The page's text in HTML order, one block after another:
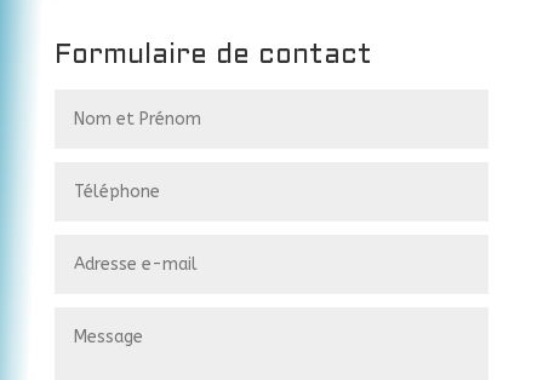
Formulaire de contact